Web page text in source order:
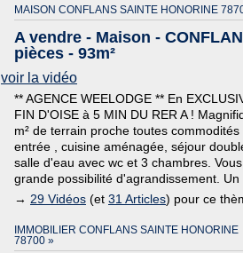
MAISON CONFLANS SAINTE HONORINE
A vendre - Maison -
pièces - 93m²
voir la vidéo
** AGENCE WEELODGE ** En
FIN D'OISE à 5 MIN DU RER A !
m² de terrain proche toutes
entrée , cuisine aménagée, séjour
salle d'eau avec wc et 3 chambres.
grande possibilité d'agrandissement. Un
→ 29 Vidéos (et 31 Articles) pour ce
IMMOBILIER CONFLANS SAINTE HONORINE
78700 »